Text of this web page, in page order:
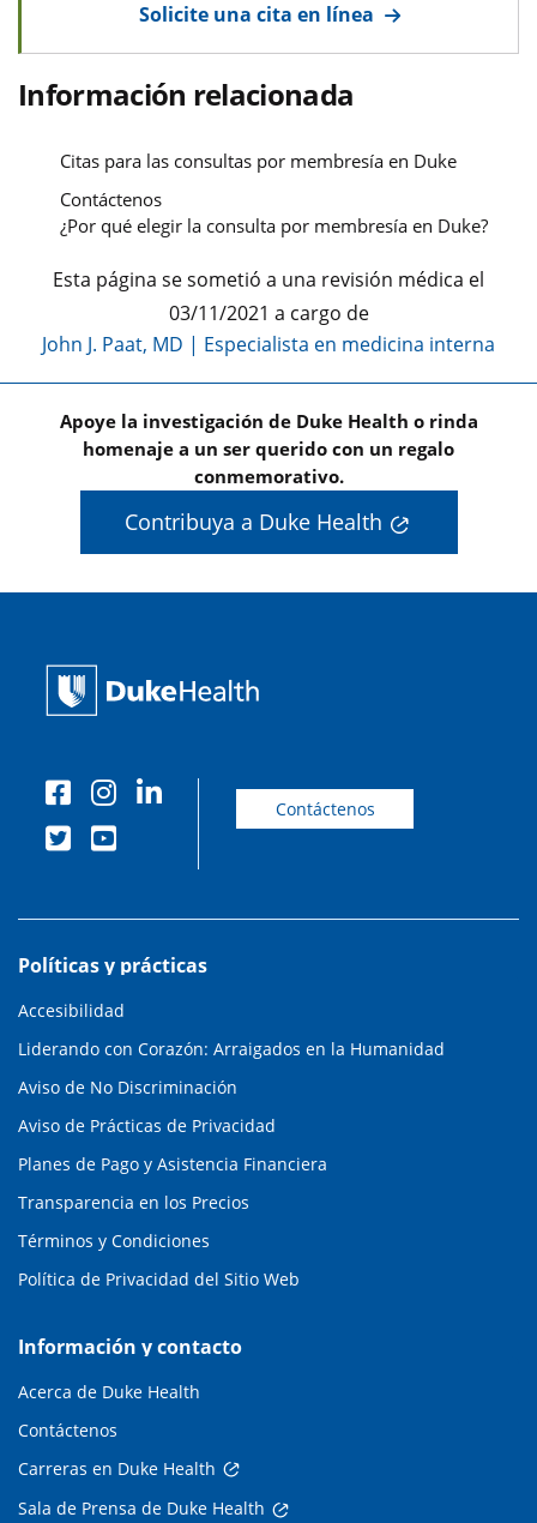
Solicite una cita en línea
Información relacionada
Citas para las consultas por membresía en Duke
Contáctenos
¿Por qué elegir la consulta por membresía en Duke?
Esta página se sometió a una revisión médica el
03/11/2021 a cargo de
John J. Paat, MD | Especialista en medicina interna
Apoye la investigación de Duke Health o rinda
homenaje a un ser querido con un regalo
conmemorativo.
Contribuya a Duke Health
Contáctenos
Políticas y prácticas
Accesibilidad
Liderando con Corazón: Arraigados en la Humanidad
Aviso de No Discriminación
Aviso de Prácticas de Privacidad
Planes de Pago y Asistencia Financiera
Transparencia en los Precios
Términos y Condiciones
Política de Privacidad del Sitio Web
Información y contacto
Acerca de Duke Health
Contáctenos
Carreras en Duke Health
Sala de Prensa de Duke Health